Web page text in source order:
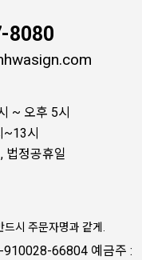
8080
~ 오후 5시
~13시
법정공휴일
시 주문자명과 같게.
910028-66804 예금주 :